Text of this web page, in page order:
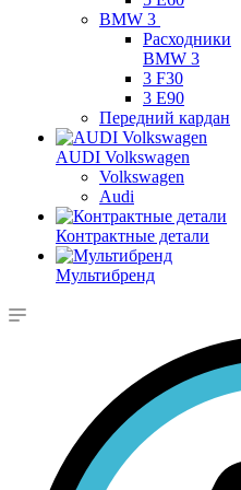
BMW 3
Расходники
BMW 3
3 F30
3 E90
Передний кардан
AUDI Volkswagen
Volkswagen
Audi
Контрактные детали
Мультибренд